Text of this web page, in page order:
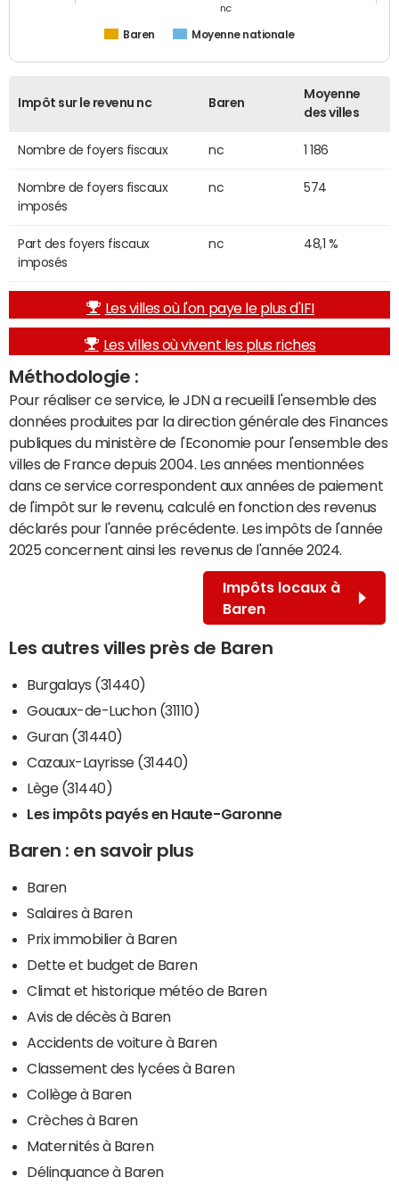
Baren Moyenne nationale
nc
Impôt sur le revenu nc Baren
Moyenne
des villes
Nombre de foyers fiscaux nc 1 186
Nombre de foyers fiscaux
imposés
nc 574
Part des foyers fiscaux
imposés
nc 48,1 %
Les villes où l'on paye le plus d'IFI
Les villes où vivent les plus riches
Méthodologie :
Pour réaliser ce service, le JDN a recueilli l'ensemble des
données produites par la direction générale des Finances
publiques du ministère de l'Economie pour l'ensemble des
villes de France depuis 2004. Les années mentionnées
dans ce service correspondent aux années de paiement
de l'impôt sur le revenu, calculé en fonction des revenus
déclarés pour l'année précédente. Les impôts de l'année
2025 concernent ainsi les revenus de l'année 2024.
Impôts locaux à
Baren
Les autres villes près de Baren
Burgalays (31440)
Gouaux-de-Luchon (31110)
Guran (31440)
Cazaux-Layrisse (31440)
Lège (31440)
Les impôts payés en Haute-Garonne
Baren : en savoir plus
Baren
Salaires à Baren
Prix immobilier à Baren
Dette et budget de Baren
Climat et historique météo de Baren
Avis de décès à Baren
Accidents de voiture à Baren
Classement des lycées à Baren
Collège à Baren
Crèches à Baren
Maternités à Baren
Délinquance à Baren